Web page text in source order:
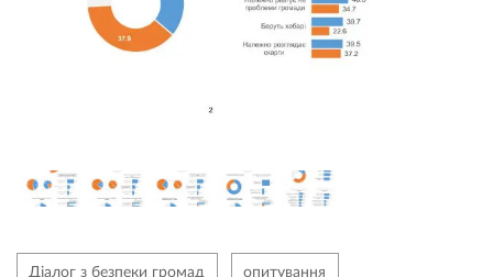
Діалог з безпеки громад опитування